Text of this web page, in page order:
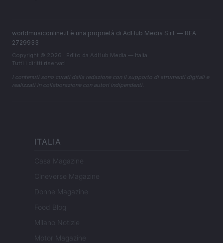
worldmusiconline.it è una proprietà di AdHub Media S.r.l. — REA
2729933
Copyright © 2026 · Edito da AdHub Media — Italia
Tutti i diritti riservati
I contenuti sono curati dalla redazione con il supporto di strumenti digitali e
realizzati in collaborazione con autori indipendenti.
ITALIA
Casa Magazine
Cineverse Magazine
Donne Magazine
Food Blog
Milano Notizie
Motor Magazine